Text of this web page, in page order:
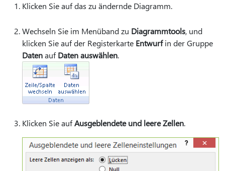
Klicken Sie auf das zu ändernde Diagramm.
Wechseln Sie im Menüband zu Diagrammtools, und
klicken Sie auf der Registerkarte Entwurfin der Gruppe
DatenaufDaten auswählen.
Klicken Sie aufAusgeblendete und leere Zellen.